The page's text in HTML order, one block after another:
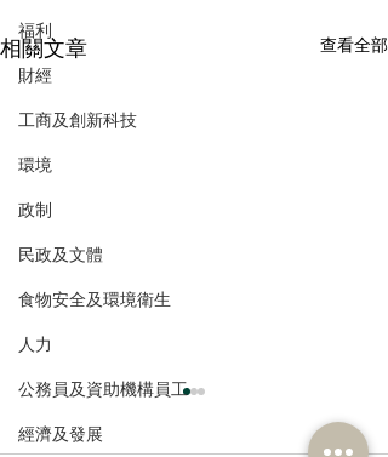
福利
財經
工商及創新科技
環境
政制
民政及文體
食物安全及環境衛生
人力
公務員及資助機構員工
經濟及發展
相關文章 查看全部